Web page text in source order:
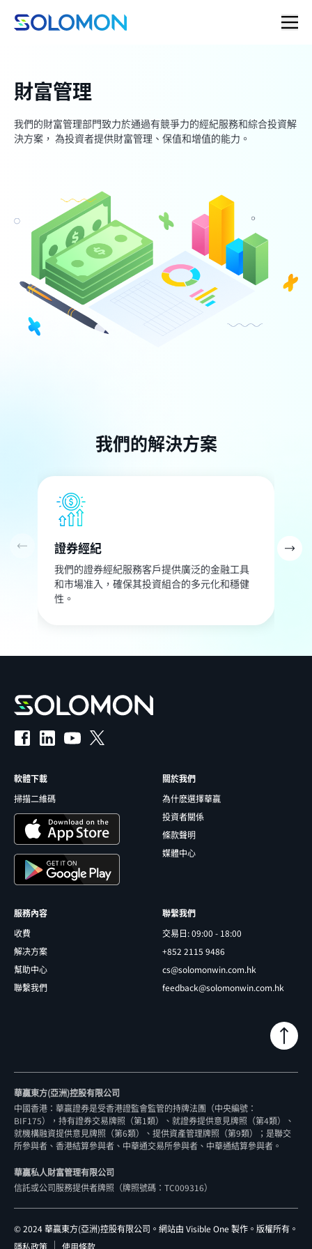
財富管理
我們的財富管理部門致力於通過有競爭力的經紀服務和綜合投資解
決方案， 為投資者提供財富管理、保值和增值的能力。
我們的解決方案
證券經紀
我們的證券經紀服務客戶提供廣泛的金融工具
和市場准入，確保其投資組合的多元化和穩健
性。
軟體下載
掃描二維碼
關於我們
為什麽選擇華贏
投資者關係
條款聲明
媒體中心
服務內容
收費
解决方案
幫助中心
聯繫我們
聯繫我們
交易日: 09:00 - 18:00
+852 2115 9486
cs@solomonwin.com.hk
feedback@solomonwin.com.hk
華贏東方(亞洲)控股有限公司
中國香港：華贏證券是受香港證監會監管的持牌法團（中央編號：
BIF175），持有證券交易牌照（第1類）、就證券提供意見牌照（第4類）、
就機構融資提供意見牌照（第6類）、提供資產管理牌照（第9類）；是聯交
所參與者、香港結算參與者、中華通交易所參與者、中華通結算參與者。
華贏私人財富管理有限公司
信託或公司服務提供者牌照（牌照號碼：TC009316）
©2024 華贏東方(亞洲)控股有限公司。 網站由 Visible One 製作 。版權所有。